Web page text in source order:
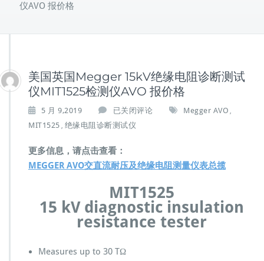
仪AVO 报价格
美国英国Megger 15kV绝缘电阻诊断测试
仪MIT1525检测仪AVO 报价格
5 月 9,2019
美
国
国
M
e
g
e
r
1
k
已关闭评论 Megger AVO
MIT1525 绝缘电阻诊断测试仪
更多信息，请点击查看：
MEGGER AVO交直流耐压及绝缘电阻测量仪表总揽
MIT1525
15 kV diagnostic insulation
resistance tester
Measures up to 30 TΩ